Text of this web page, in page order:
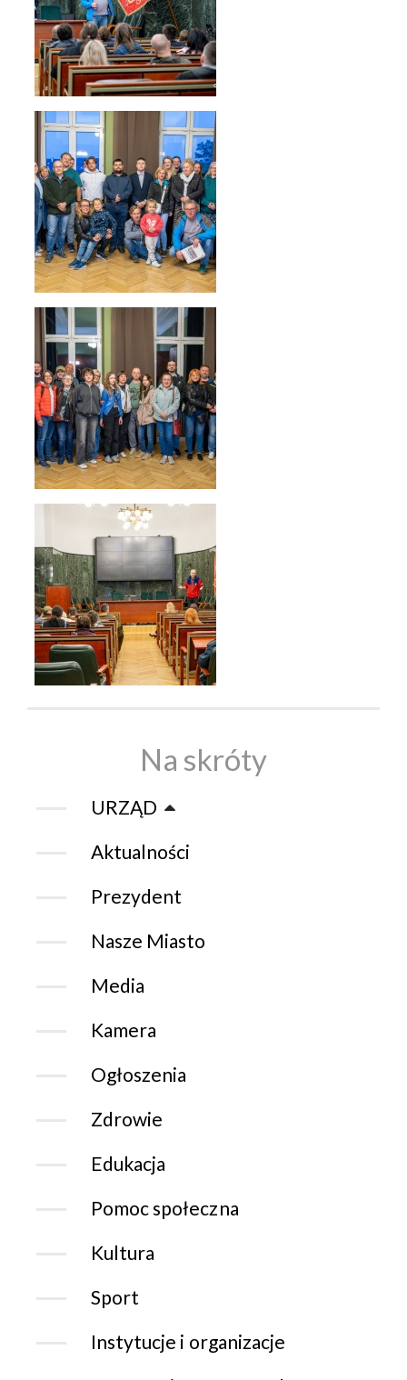
Na skróty
URZĄD
Aktualności
Prezydent
Nasze Miasto
Media
Kamera
Ogłoszenia
Zdrowie
Edukacja
Pomoc społeczna
Kultura
Sport
Instytucje i organizacje